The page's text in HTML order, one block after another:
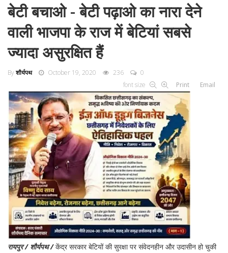
बेटी बचाओ - बेटी पढ़ाओ का नारा देने
वाली भाजपा के राज में बेटियां सबसे
ज्यादा असुरक्षित हैं
Byशौर्यपथ October 19, 2020 236
0
font size
Print Email
रायपुर / शौर्यपथ / केंद्र सरकार बेटियों की सुरक्षा पर संवेदनहीन और उदासीन हो चुकी